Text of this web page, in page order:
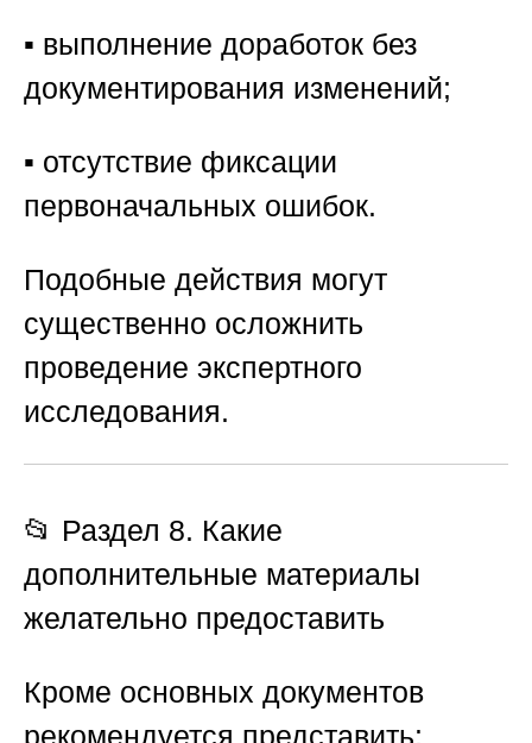
▪️ выполнение доработок без
документирования изменений;
▪️ отсутствие фиксации
первоначальных ошибок.
Подобные действия могут
существенно осложнить
проведение экспертного
исследования.
📂 Раздел 8. Какие
дополнительные материалы
желательно предоставить
Кроме основных документов
рекомендуется представить: